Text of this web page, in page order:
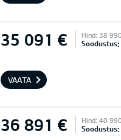
35 091 € Hind: 38
Soodustus:
VAATA
36 891 € Hind: 40
Soodustus: